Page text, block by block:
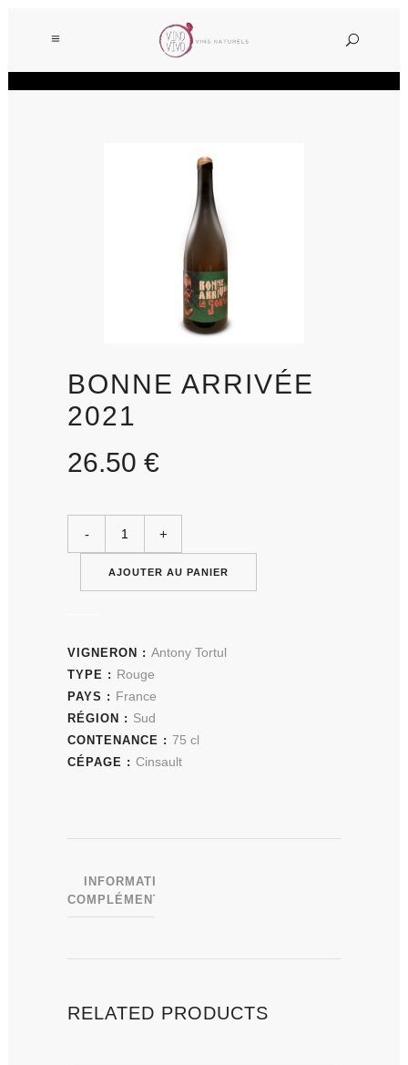
BONNE ARRIVÉE
2021
26.50 €
AJOUTER AU PANIER
VIGNERON : Antony Tortul
TYPE : Rouge
PAYS : France
RÉGION : Sud
CONTENANCE : 75 cl
CÉPAGE : Cinsault
INFORMATIONS
COMPLÉMENTAIRES
RELATED PRODUCTS